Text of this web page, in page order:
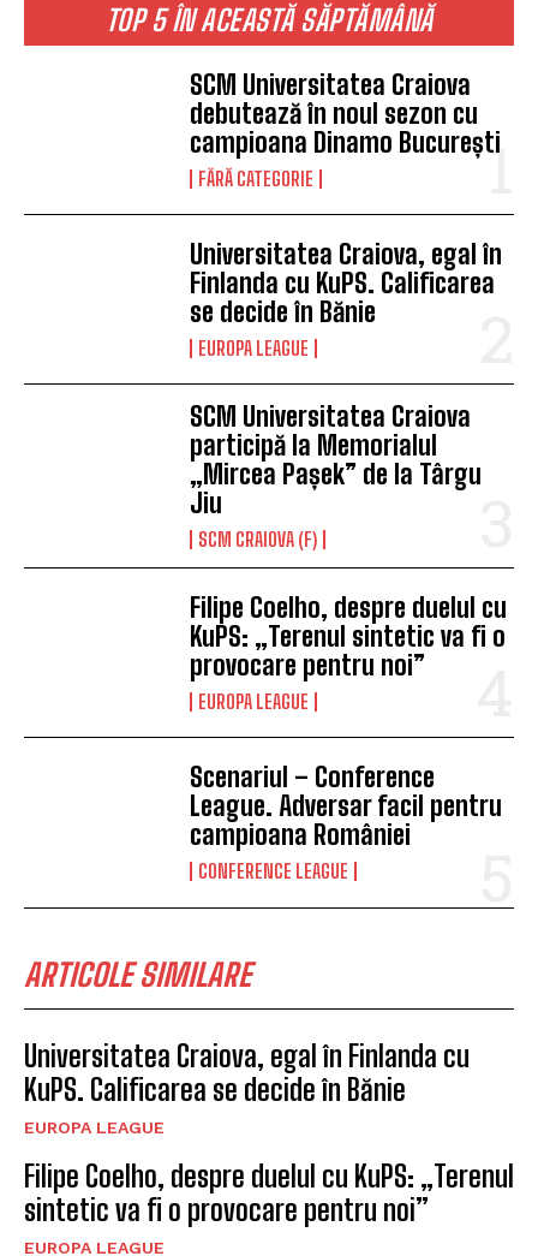
TOP 5 ÎN ACEASTĂ SĂPTĂMÂNĂ
SCM Universitatea Craiova
debutează în noul sezon cu
campioana Dinamo București
FĂRĂ CATEGORIE
Universitatea Craiova, egal în
Finlanda cu KuPS. Calificarea
se decide în Bănie
EUROPA LEAGUE
SCM Universitatea Craiova
participă la Memorialul
„Mircea Pașek” de la Târgu
Jiu
SCM CRAIOVA (F)
Filipe Coelho, despre duelul cu
KuPS: „Terenul sintetic va fi o
provocare pentru noi”
EUROPA LEAGUE
Scenariul – Conference
League. Adversar facil pentru
campioana României
CONFERENCE LEAGUE
ARTICOLE SIMILARE
Universitatea Craiova, egal în Finlanda cu
KuPS. Calificarea se decide în Bănie
EUROPA LEAGUE
Filipe Coelho, despre duelul cu KuPS: „Terenul
sintetic va fi o provocare pentru noi”
EUROPA LEAGUE